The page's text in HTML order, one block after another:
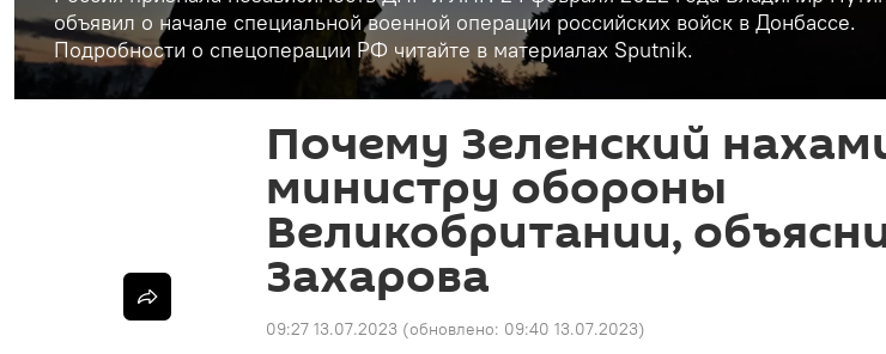
объявил о начале специальной военной операции российских войск в Донбассе.
Подробности о спецоперации РФ читайте в материалах Sputnik.
Почему Зеленский
министру обороны
Великобритании,
Захарова
09:27 13.07.2023 (обновлено: 09:40 13.07.2023)